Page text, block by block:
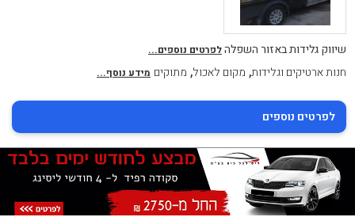
שיווק גלידות באזור השפלהלפרטים נוספים...
חנות ארטיקים וגלידות, מקום לאכול, מתוקים מידע נוסף...
לפרטים נוספים